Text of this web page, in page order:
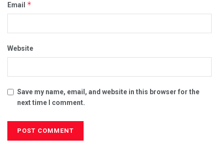
Email *
Website
Save my name, email, and website in this browser for the
next time I comment.